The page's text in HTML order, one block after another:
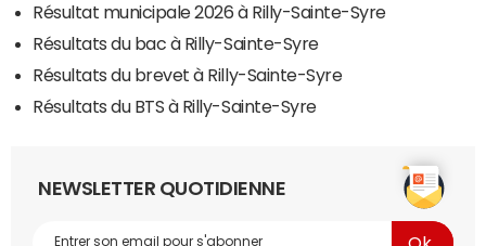
Résultat municipale 2026 à Rilly-Sainte-Syre
Résultats du bac à Rilly-Sainte-Syre
Résultats du brevet à Rilly-Sainte-Syre
Résultats du BTS à Rilly-Sainte-Syre
NEWSLETTER QUOTIDIENNE